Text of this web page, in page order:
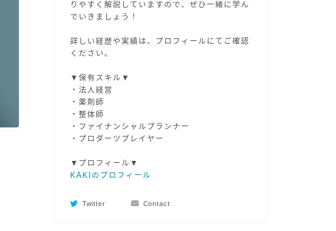
りやすく解説していますので、ぜひ一緒に学ん
でいきましょう！
詳しい経歴や実績は、プロフィールにてご確認
ください。
▼保有スキル▼
・法人経営
・薬剤師
・整体師
・ファイナンシャルプランナー
・プロダーツプレイヤー
▼プロフィール▼
KAKIのプロフィール
Twitter Contact